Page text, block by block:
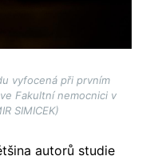
vyfocená při prvním
Fakultní nemocnici v
SIMICEK)
autorů studie